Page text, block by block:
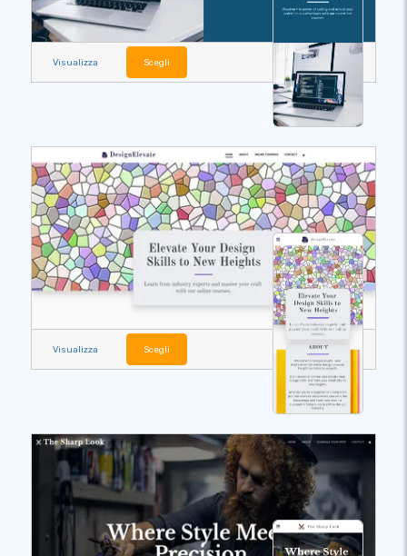
Visualizza Scegli
Visualizza Scegli